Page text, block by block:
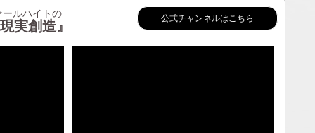
ルハイトの
実創造』 公式チャンネルはこちら